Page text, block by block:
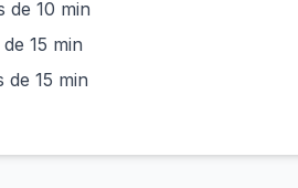
de 10 min
15 min
de 15 min